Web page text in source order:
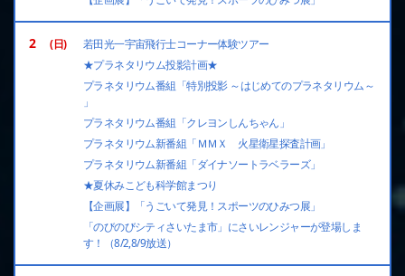
2
若田光一宇宙飛行士コーナー体験ツアー
★プラネタリウム投影計画★
プラネタリウム番組「特別投影 ～はじめてのプラネタリウム～
」
プラネタリウム番組「クレヨンしんちゃん」
プラネタリウム新番組「ＭＭＸ 火星衛星探査計画」
プラネタリウム新番組「ダイナソートラベラーズ」
★夏休みこども科学館まつり
【企画展】「うごいて発見！スポーツのひみつ展」
「のびのびシティさいたま市」にさいレンジャーが登場しま
す！（8/2,8/9放送）